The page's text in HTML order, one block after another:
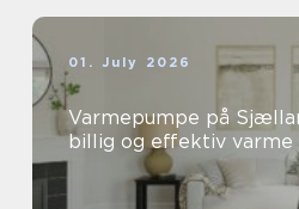
01. July 2026
Varmepumpe på
billig og effektiv varme